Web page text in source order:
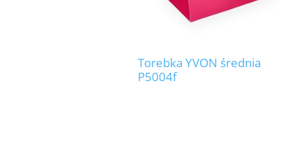
Torebka YVON średnia
P5004f